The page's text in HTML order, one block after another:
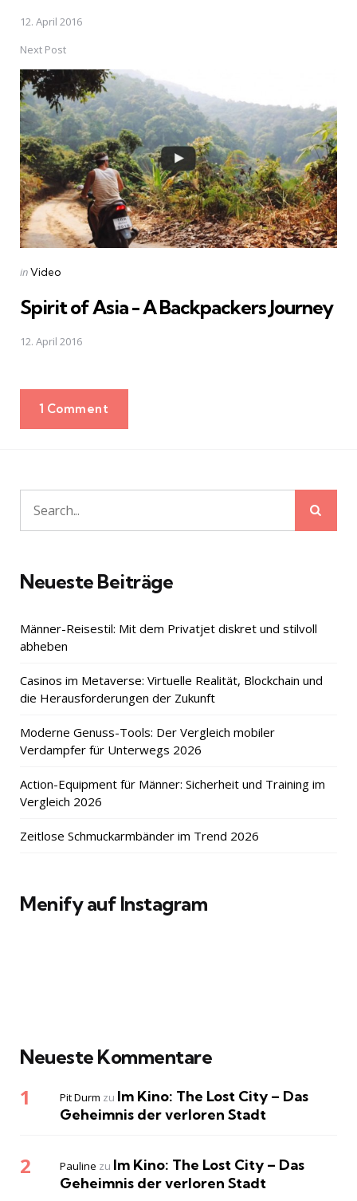
12. April 2016
Next Post
Posted
inVideo
Spirit of Asia - A Backpackers Journey
12. April 2016
1 Comment
Search
for:
Neueste Beiträge
Männer-Reisestil: Mit dem Privatjet diskret und stilvoll
abheben
Casinos im Metaverse: Virtuelle Realität, Blockchain und
die Herausforderungen der Zukunft
Moderne Genuss-Tools: Der Vergleich mobiler
Verdampfer für Unterwegs 2026
Action-Equipment für Männer: Sicherheit und Training im
Vergleich 2026
Zeitlose Schmuckarmbänder im Trend 2026
Menify auf Instagram
Neueste Kommentare
Pit Durm zu Im Kino: The Lost City – Das
Geheimnis der verloren Stadt
Pauline zu Im Kino: The Lost City – Das
Geheimnis der verloren Stadt